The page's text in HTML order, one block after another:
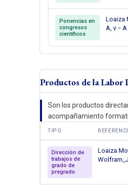
Ponencias en
congresos
científicos
Loaiza
A, v −
Productos de la
Son los productos
acompañamiento
TIPO
Dirección de
trabajos de
grado de
pregrado
Loaiza